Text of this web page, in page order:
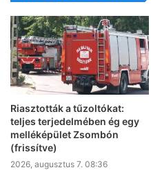
Riasztották a tűzoltókat:
teljes terjedelmében ég egy
melléképület Zsombón
(frissítve)
2026, augusztus 7. 08:36